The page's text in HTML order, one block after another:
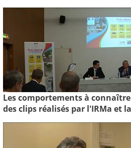
Les comportements à
des clips réalisés par l'IRMa et